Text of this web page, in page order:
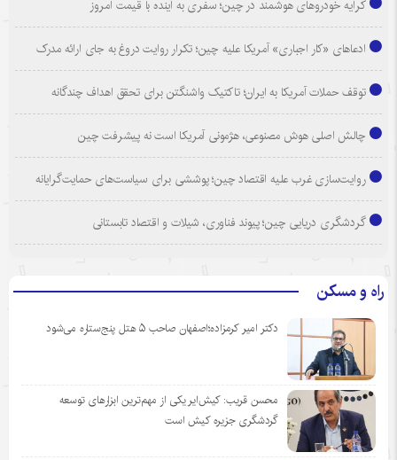
کرایه خودروهای هوشمند در چین؛ سفری به آینده با قیمت امروز
ادعاهای «کار اجباری» آمریکا علیه چین؛ تکرار روایت دروغ به جای ارائه مدرک
توقف حملات آمریکا به ایران؛ تاکتیک واشنگتن برای تحقق اهداف چندگانه
چالش اصلی هوش مصنوعی، هژمونی آمریکا است نه پیشرفت چین
روایت‌سازی غرب علیه اقتصاد چین؛ پوششی برای سیاست‌های حمایت‌گرایانه
گردشگری دریایی چین؛ پیوند فناوری، شیلات و اقتصاد تابستانی
راه و مسکن
دکتر امیر کرمزاده؛اصفهان صاحب ۵ هتل پنج‌ستاره می‌شود
محسن قریب: کیش‌ایر یکی از مهم‌ترین ابزارهای توسعه
گردشگری جزیره کیش است